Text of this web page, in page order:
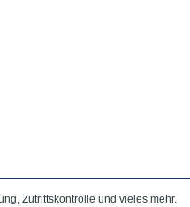
Zutrittskontrolle und vieles mehr.